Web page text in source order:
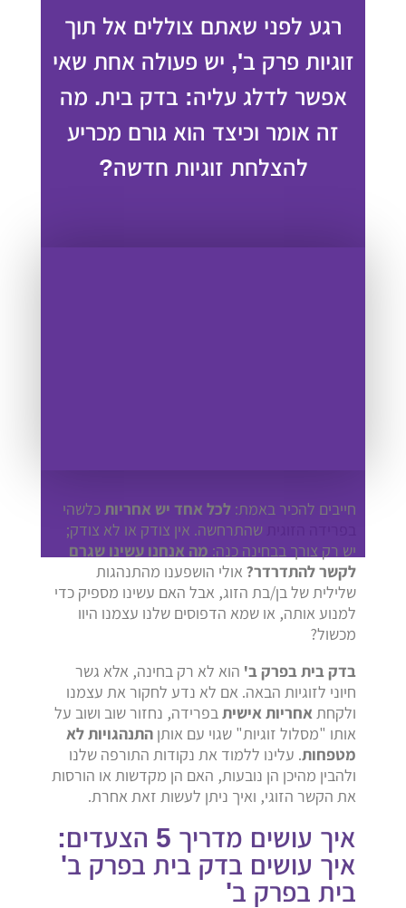
רגע לפני שאתם צוללים אל תוך
זוגיות פרק ב', יש פעולה אחת שאי
אפשר לדלג עליה: בדק בית. מה
זה אומר וכיצד הוא גורם מכריע
להצלחת זוגיות חדשה?
חייבים להכיר באמת: לכל אחד יש אחריותכלשהי
שהתרחשה. אין צודק או לא צודק;
יש רק צורך בבחינה כנה: מה אנחנו עשינו שגרם
לקשר להתדרדר?אולי הושפענו מהתנהגות
שלילית של בן/בת הזוג, אבל האם עשינו מספיק כדי
למנוע אותה, או שמא הדפוסים שלנו עצמנו היוו
מכשול?
בדק בית בפרק ב' הוא לא רק בחינה, אלא גשר
חיוני לזוגיות הבאה. אם לא נדע לחקור את עצמנו
ולקחתאחריות אישיתבפרידה, נחזור שוב ושוב על
אותו "מסלול זוגיות" שגוי עם אותן התנהגויות לא
מטפחות. עלינו ללמוד את נקודות התורפה שלנו
ולהבין מהיכן הן נובעות, האם הן מקדשות או הורסות
את הקשר הזוגי, ואיך ניתן לעשות זאת אחרת.
איך עושים מדריך 5 הצעדים:
איך עושים בדק בית בפרק ב'
בית בפרק ב'